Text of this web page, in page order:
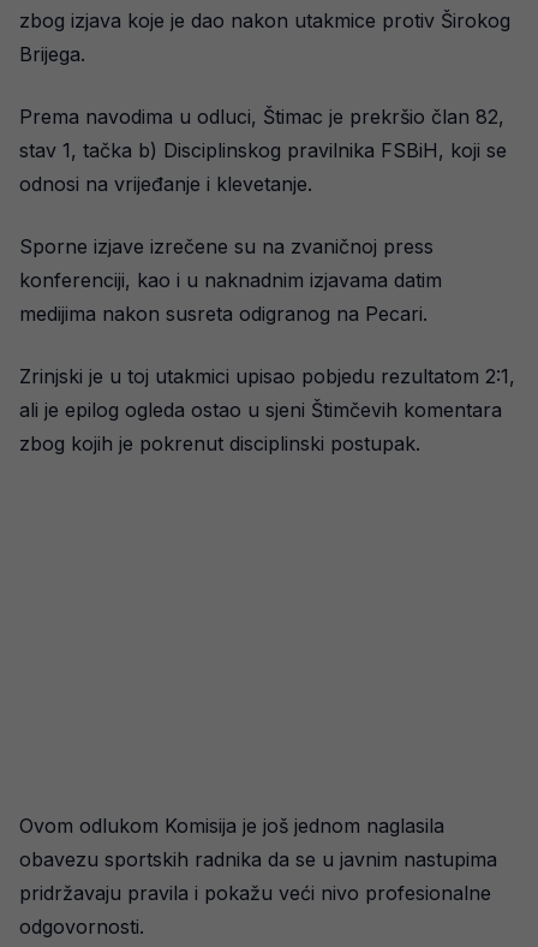
zbog izjava koje je dao nakon utakmice protiv Širokog
Brijega.
Prema navodima u odluci, Štimac je prekršio član 82,
stav 1, tačka b) Disciplinskog pravilnika FSBiH, koji se
odnosi na vrijeđanje i klevetanje.
Sporne izjave izrečene su na zvaničnoj press
konferenciji, kao i u naknadnim izjavama datim
medijima nakon susreta odigranog na Pecari.
Zrinjski je u toj utakmici upisao pobjedu rezultatom 2:1,
ali je epilog ogleda ostao u sjeni Štimčevih komentara
zbog kojih je pokrenut disciplinski postupak.
Ovom odlukom Komisija je još jednom naglasila
obavezu sportskih radnika da se u javnim nastupima
pridržavaju pravila i pokažu veći nivo profesionalne
odgovornosti.